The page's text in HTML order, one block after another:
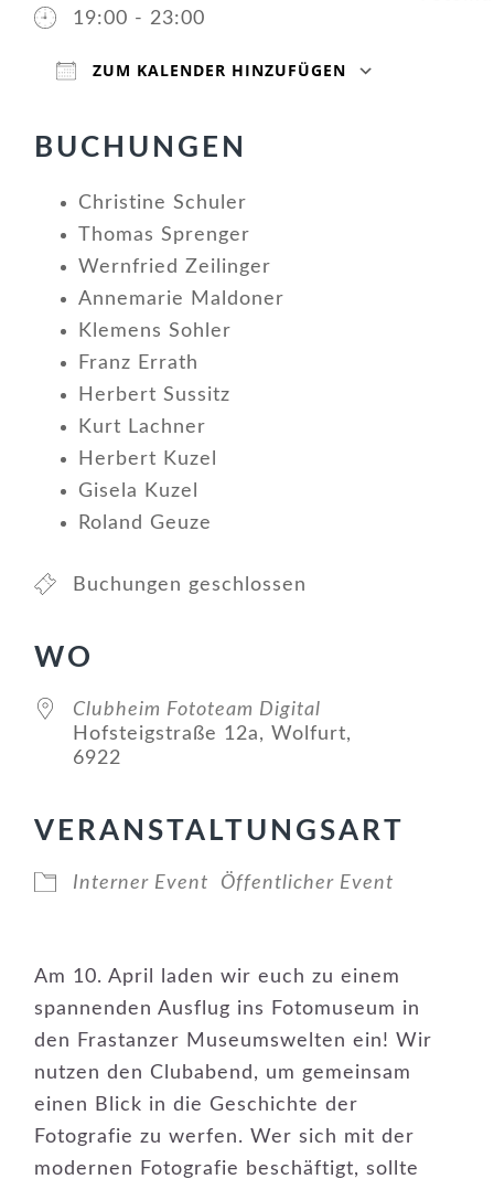
19:00 - 23:00
ZUM KALENDER HINZUFÜGEN
BUCHUNGEN
Christine Schuler
Thomas Sprenger
Wernfried Zeilinger
Annemarie Maldoner
Klemens Sohler
Franz Errath
Herbert Sussitz
Kurt Lachner
Herbert Kuzel
Gisela Kuzel
Roland Geuze
Buchungen geschlossen
WO
Clubheim Fototeam Digital
Hofsteigstraße 12a, Wolfurt,
6922
VERANSTALTUNGSART
Interner Event Öffentlicher Event
Am 10. April laden wir euch zu einem
spannenden Ausflug ins Fotomuseum in
den Frastanzer Museumswelten ein! Wir
nutzen den Clubabend, um gemeinsam
einen Blick in die Geschichte der
Fotografie zu werfen. Wer sich mit der
modernen Fotografie beschäftigt, sollte